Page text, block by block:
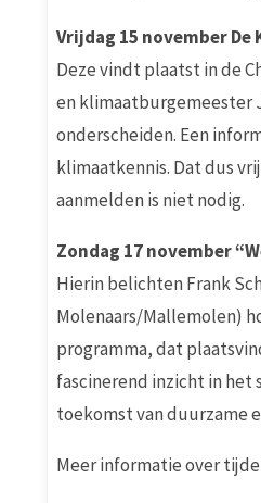
Vrijdag 15 november
Deze vindt plaatst in de
en klimaatburgemeester
onderscheiden. Een
klimaatkennis. Dat dus
aanmelden is niet nodig.
Zondag 17 november
Hierin belichten Frank
Molenaars/Mallemolen)
programma, dat
fascinerend inzicht in het
toekomst van duurzame
Meer informatie over